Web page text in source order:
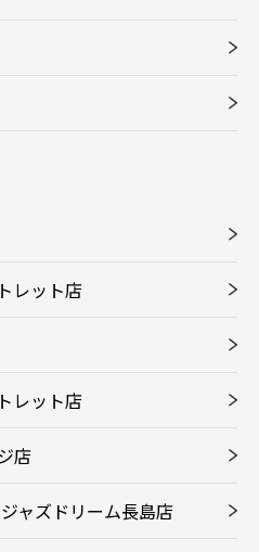
レット店
レット店
店
ャズドリーム長島店